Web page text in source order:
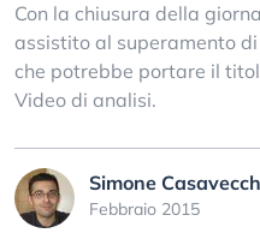
Con la chiusura della
assistito al superamento
che potrebbe portare il
Video di analisi.
Simone
Febbraio 2015